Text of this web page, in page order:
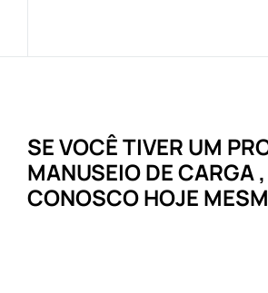
SE VOCÊ TIVER UM
MANUSEIO DE CARGA
CONOSCO HOJE